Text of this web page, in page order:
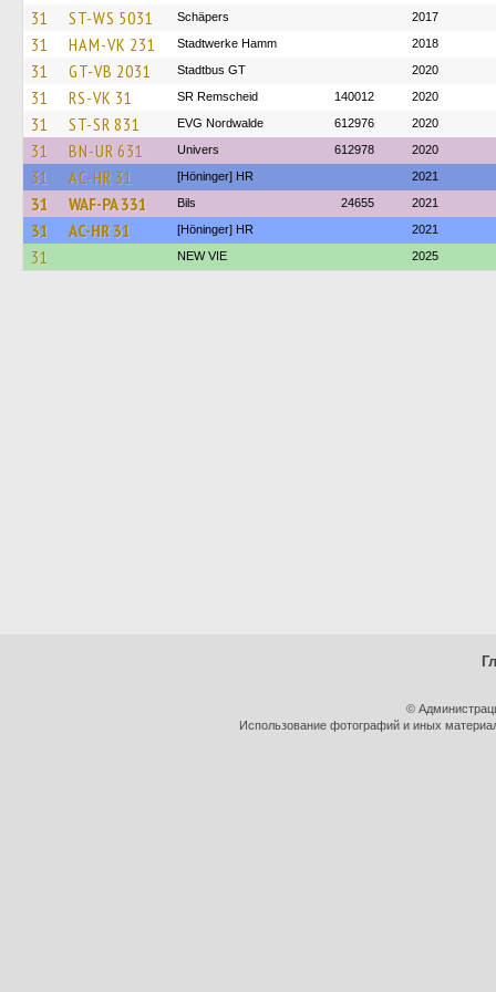
31
ST-WS 5031 Schäpers 2017
31 HAM-VK 231 Stadtwerke Hamm 2018
31 GT-VB 2031 Stadtbus GT 2020
31 RS-VK 31 SR Remscheid 140012 2020
31 ST-SR 831 EVG Nordwalde 612976 2020
31 BN-UR 631 Univers 612978 2020
31 AC-HR 31 [Höninger] HR 2021
31 WAF-PA 331 Bils 24655 2021
31 AC-HR 31 [Höninger] HR 2021
31 NEW VIE 2025
©
Использование фотографий и иных